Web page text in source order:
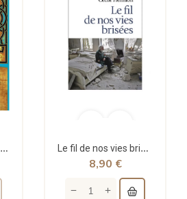
Résumé d'une vingtaine de règles jurisprudentielles liées au voyage - Bazmoul - Héritage... Le fil de nos vies brisées - poche - Cécile Hennion - Points
8,90 €